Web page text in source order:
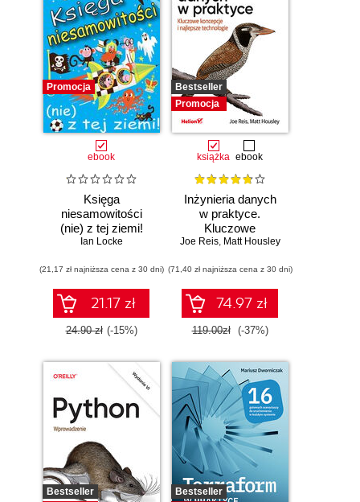
Promocja
ebook
Księga
niesamowitości
(nie) z tej ziemi!
Księga faktów
niezwykłych
Ian Locke
(21,17 zł najniższa cena z 30 dni)
21.17 zł
24.90 zł (-15%)
Bestseller
Promocja
książka ebook
Inżynieria danych
w praktyce.
Kluczowe
koncepcje i
technologie
Joe Reis, Matt Housley
(71,40 zł najniższa cena z 30 dni)
74.97 zł
119.00zł (-37%)
Bestseller
Bestseller